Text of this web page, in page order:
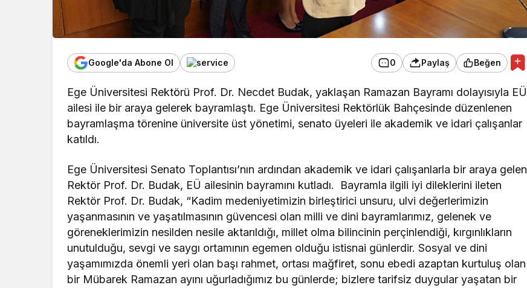
Google'da Abone Ol 0 Paylaş Beğen
Ege Üniversitesi Rektörü Prof. Dr. Necdet Budak, yaklaşan Ramazan Bayramı dolayısıyla EÜ
ailesi ile bir araya gelerek bayramlaştı. Ege Üniversitesi Rektörlük Bahçesinde düzenlenen
bayramlaşma törenine üniversite üst yönetimi, senato üyeleri ile akademik ve idari çalışanlar
katıldı.
Ege Üniversitesi Senato Toplantısı’nın ardından akademik ve idari çalışanlarla bir araya gelen
Rektör Prof. Dr. Budak, EÜ ailesinin bayramını kutladı. Bayramla ilgili iyi dileklerini ileten
Rektör Prof. Dr. Budak, “Kadim medeniyetimizin birleştirici unsuru, ulvi değerlerimizin
yaşanmasının ve yaşatılmasının güvencesi olan milli ve dini bayramlarımız, gelenek ve
göreneklerimizin nesilden nesile aktarıldığı, millet olma bilincinin perçinlendiği, kırgınlıkların
unutulduğu, sevgi ve saygı ortamının egemen olduğu istisnai günlerdir. Sosyal ve dini
yaşamımızda önemli yeri olan başı rahmet, ortası mağfiret, sonu ebedi azaptan kurtuluş olan
bir Mübarek Ramazan ayını uğurladığımız bu günlerde; bizlere tarifsiz duygular yaşatan bir